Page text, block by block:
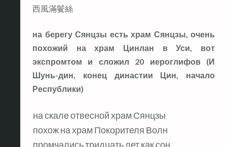
西風滿鬢絲
на берегу Сянцзы есть храм Сянцзы, очень
похожий на храм Цинлан в Уси, вот
экспромтом и сложил 20 иероглифов (И
Шунь-дин, конец династии Цин, начало
Республики)
на скале отвесной храм Сянцзы
похож на храм Покорителя Волн
промчались тридцать лет как сон